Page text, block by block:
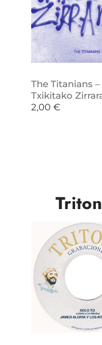
The Titanians –
Txikitako
2,00 €